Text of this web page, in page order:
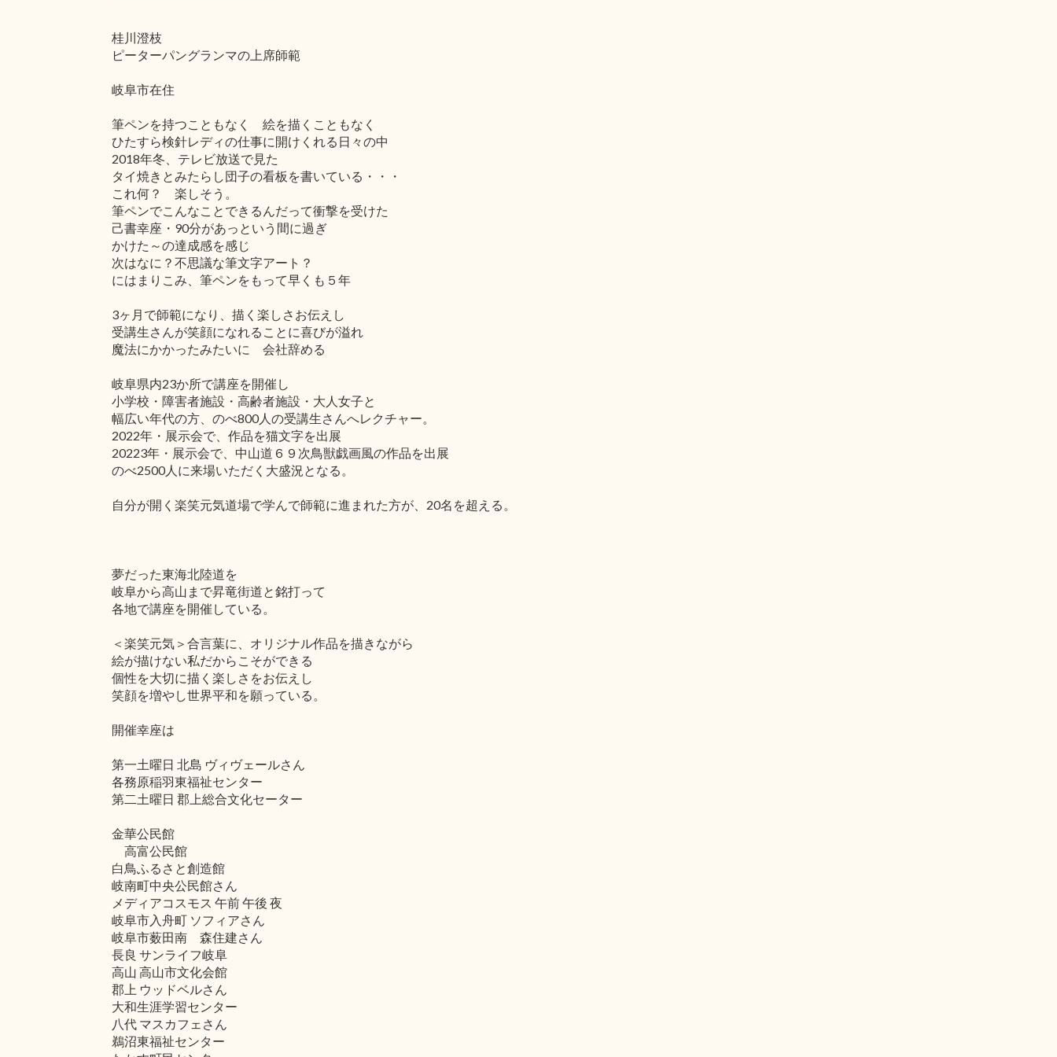
桂川澄枝
ピーターパングランマの上席師範
岐阜市在住
筆ペンを持つこともなく 絵を描くこともなく
ひたすら検針レディの仕事に開けくれる日々の中
2018年冬、テレビ放送で見た
タイ焼きとみたらし団子の看板を書いている・・・
これ何？ 楽しそう。
筆ペンでこんなことできるんだって衝撃を受けた
己書幸座・90分があっという間に過ぎ
かけた～の達成感を感じ
次はなに？不思議な筆文字アート？
にはまりこみ、筆ペンをもって早くも５年
3ヶ月で師範になり、描く楽しさお伝えし
受講生さんが笑顔になれることに喜びが溢れ
魔法にかかったみたいに 会社辞める
岐阜県内23か所で講座を開催し
小学校・障害者施設・高齢者施設・大人女子と
幅広い年代の方、のべ800人の受講生さんへレクチャー。
2022年・展示会で、作品を猫文字を出展
20223年・展示会で、中山道６９次鳥獣戯画風の作品を出展
のべ2500人に来場いただく大盛況となる。
自分が開く楽笑元気道場で学んで師範に進まれた方が、20名を超える。
夢だった東海北陸道を
岐阜から高山まで昇竜街道と銘打って
各地で講座を開催している。
＜楽笑元気＞合言葉に、オリジナル作品を描きながら
絵が描けない私だからこそができる
個性を大切に描く楽しさをお伝えし
笑顔を増やし世界平和を願っている。
開催幸座は
第一土曜日 北島 ヴィヴェールさん
各務原稲羽東福祉センター
第二土曜日 郡上総合文化セーター
金華公民館
高富公民館
白鳥ふるさと創造館
岐南町中央公民館さん
メディアコスモス 午前 午後 夜
岐阜市入舟町 ソフィアさん
岐阜市薮田南 森住建さん
長良 サンライフ岐阜
高山 高山市文化会館
郡上 ウッドベルさん
大和生涯学習センター
八代 マスカフェさん
鵜沼東福祉センター